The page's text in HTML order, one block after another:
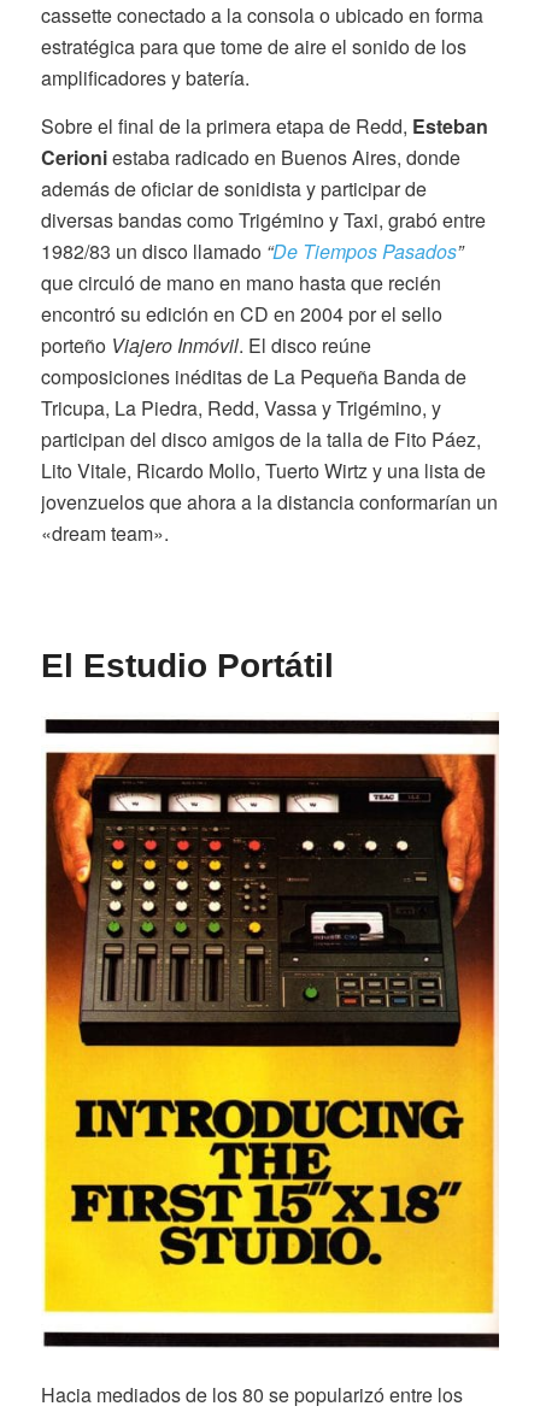
cassette conectado a la consola o ubicado en forma
estratégica para que tome de aire el sonido de los
amplificadores y batería.
Sobre el final de la primera etapa de Redd, Esteban
Cerioniestaba radicado en Buenos Aires, donde
además de oficiar de sonidista y participar de
diversas bandas como Trigémino y Taxi, grabó entre
1982/83 un disco llamado “De Tiempos Pasados”
que circuló de mano en mano hasta que recién
encontró su edición en CD en 2004 por el sello
porteño Viajero Inmóvil. El disco reúne
composiciones inéditas de La Pequeña Banda de
Tricupa, La Piedra, Redd, Vassa y Trigémino, y
participan del disco amigos de la talla de Fito Páez,
Lito Vitale, Ricardo Mollo, Tuerto Wirtz y una lista de
jovenzuelos que ahora a la distancia conformarían un
«dream team».
El Estudio Portátil
Hacia mediados de los 80 se popularizó entre los